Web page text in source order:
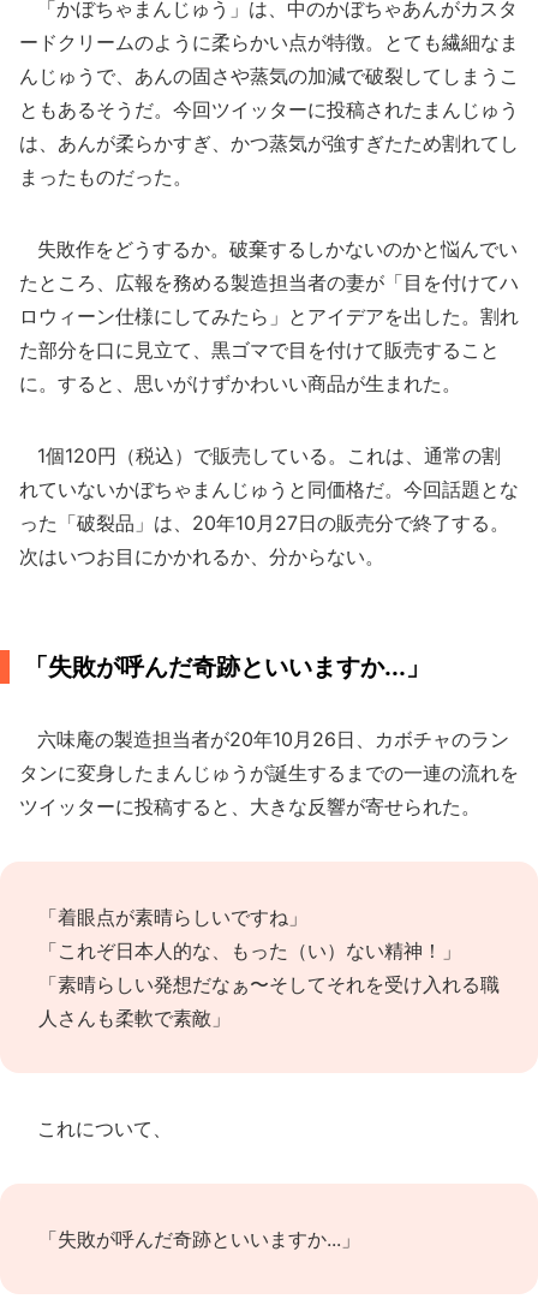
「かぼちゃまんじゅう」は、中のかぼちゃあんがカスタ
ードクリームのように柔らかい点が特徴。とても繊細なま
んじゅうで、あんの固さや蒸気の加減で破裂してしまうこ
ともあるそうだ。今回ツイッターに投稿されたまんじゅう
は、あんが柔らかすぎ、かつ蒸気が強すぎたため割れてし
まったものだった。
失敗作をどうするか。破棄するしかないのかと悩んでい
たところ、広報を務める製造担当者の妻が「目を付けてハ
ロウィーン仕様にしてみたら」とアイデアを出した。割れ
た部分を口に見立て、黒ゴマで目を付けて販売すること
に。すると、思いがけずかわいい商品が生まれた。
1個120円（税込）で販売している。これは、通常の割
れていないかぼちゃまんじゅうと同価格だ。今回話題とな
った「破裂品」は、20年10月27日の販売分で終了する。
次はいつお目にかかれるか、分からない。
「失敗が呼んだ奇跡といいますか...」
六味庵の製造担当者が20年10月26日、カボチャのラン
タンに変身したまんじゅうが誕生するまでの一連の流れを
ツイッターに投稿すると、大きな反響が寄せられた。
「着眼点が素晴らしいですね」
「これぞ日本人的な、もった（い）ない精神！」
「素晴らしい発想だなぁ〜そしてそれを受け入れる職
人さんも柔軟で素敵」
これについて、
「失敗が呼んだ奇跡といいますか...」